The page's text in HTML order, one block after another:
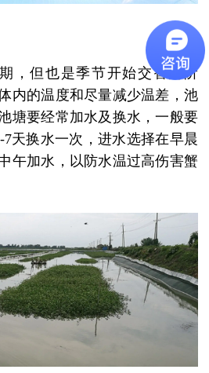
，但也是季节开始交替的阶
内的温度和尽量减少温差，池
塘要经常加水及换水，一般要
7天换水一次，进水选择在早晨
午加水，以防水温过高伤害蟹